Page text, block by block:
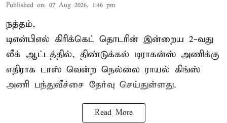
Published on: 07 Aug 2026, 1:46 pm
நத்தம்,
டிஎன்பிஎல் கிரிக்கெட் தொடரின் இன்றைய 2-வது
லீக் ஆட்டத்தில், திண்டுக்கல் டிராகன்ஸ் அணிக்கு
எதிராக டாஸ் வென்ற நெல்லை ராயல் கிங்ஸ்
அணி பந்துவீச்சை தேர்வு செய்துள்ளது.
Read More